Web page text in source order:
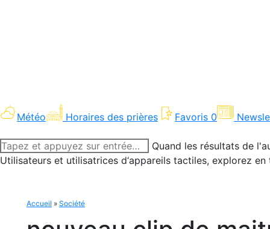
Météo Horaires des prières Favoris 0
Recherche
:
Quand les résultats de
Utilisateurs et utilisatrices d‘appareils tactiles, explorez
Accueil » Société